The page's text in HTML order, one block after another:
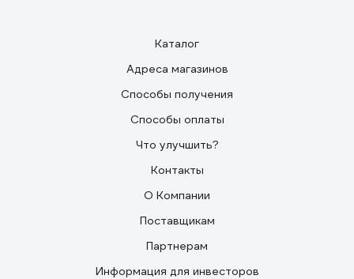
Каталог
Адреса магазинов
Способы получения
Способы оплаты
Что улучшить?
Контакты
О Компании
Поставщикам
Партнерам
Информация для инвесторов